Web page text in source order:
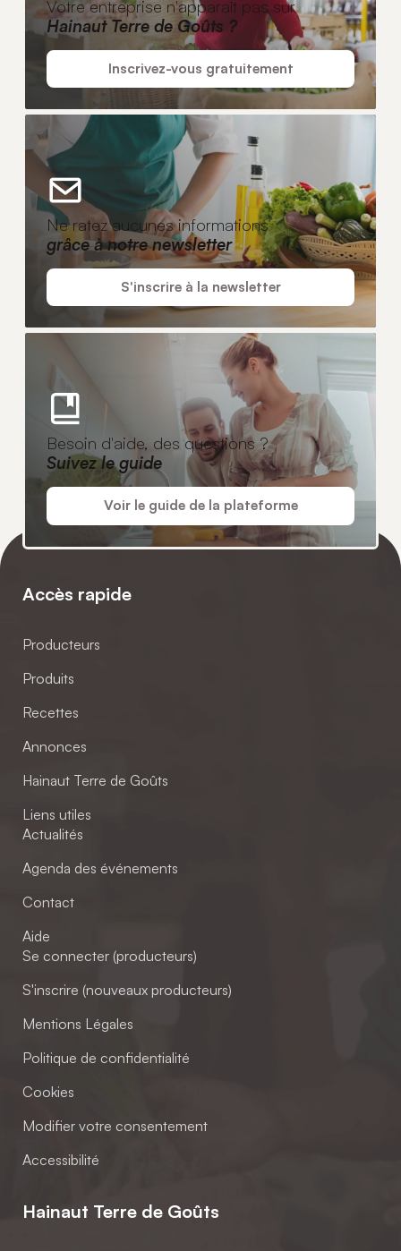
Votre entreprise n'apparaît pas sur
Hainaut Terre de Goûts ?
Inscrivez-vous gratuitement
Ne ratez aucunes informations
grâce à notre newsletter
S'inscrire à la newsletter
Besoin d'aide, des questions ?
Suivez le guide
Voir le guide de la plateforme
Accès rapide
Producteurs
Produits
Recettes
Annonces
Hainaut Terre de Goûts
Liens utiles
Actualités
Agenda des événements
Contact
Aide
Se connecter (producteurs)
S'inscrire (nouveaux producteurs)
Mentions Légales
Politique de confidentialité
Cookies
Modifier votre consentement
Accessibilité
Hainaut Terre de Goûts